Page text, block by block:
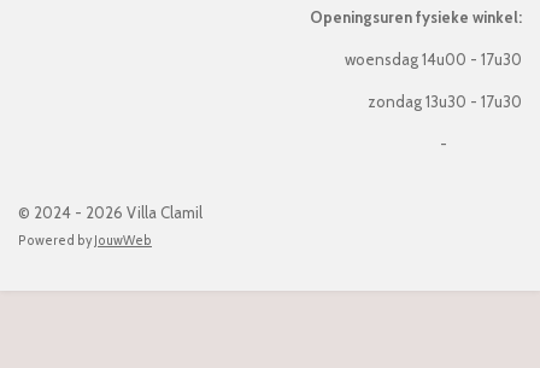
Openingsuren fysieke winkel:
woensdag 14u00 - 17u30
zondag 13u30 - 17u30
-
© 2024 - 2026 Villa Clamil
Powered byJouwWeb